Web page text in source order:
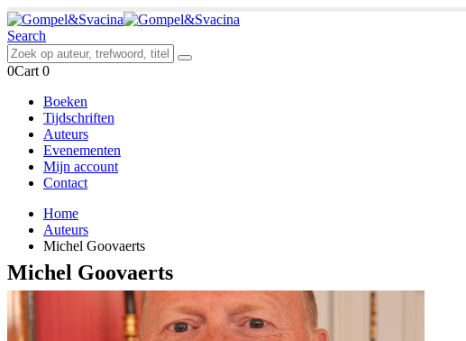
Search
0Cart 0
Boeken
Tijdschriften
Auteurs
Evenementen
Mijn account
Contact
Home
Auteurs
Michel Goovaerts
Michel Goovaerts